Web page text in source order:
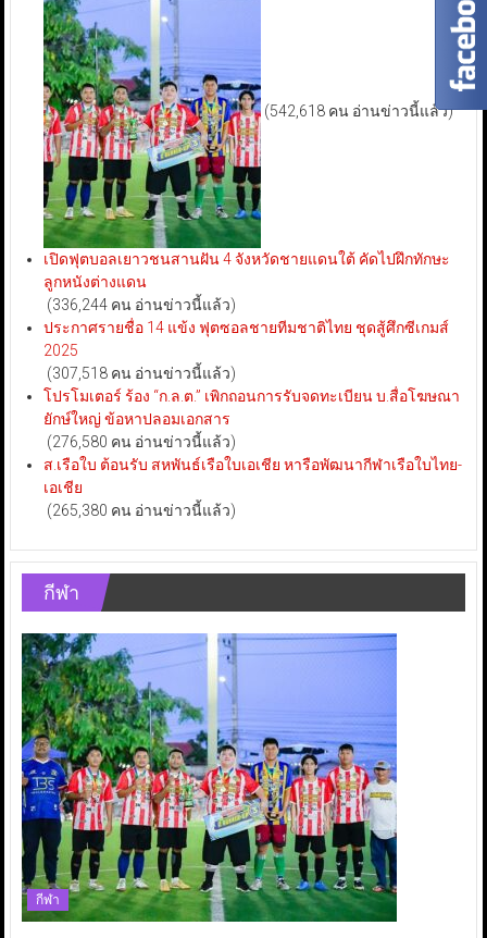
(542,618 คน อ่านข่าวนี้แล้ว)
เปิดฟุตบอลเยาวชนสานฝัน 4 จังหวัดชายแดนใต้ คัดไปฝึกทักษะ
ลูกหนังต่างแดน
(336,244 คน อ่านข่าวนี้แล้ว)
ประกาศรายชื่อ 14 แข้ง ฟุตซอลชายทีมชาติไทย ชุดสู้ศึกซีเกมส์
2025
(307,518 คน อ่านข่าวนี้แล้ว)
โปรโมเตอร์ ร้อง “ก.ล.ต.” เพิกถอนการรับจดทะเบียน บ.สื่อโฆษณา
ยักษ์ใหญ่ ข้อหาปลอมเอกสาร
(276,580 คน อ่านข่าวนี้แล้ว)
ส.เรือใบ ต้อนรับ สหพันธ์เรือใบเอเชีย หารือพัฒนากีฬาเรือใบไทย-
เอเชีย
(265,380 คน อ่านข่าวนี้แล้ว)
กีฬา
กีฬา